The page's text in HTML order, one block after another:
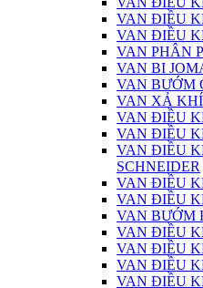
VAN ĐIỀU
VAN ĐIỀU
VAN PHÂN
VAN BI
VAN BƯỚM
VAN XẢ
VAN ĐIỀU
VAN ĐIỀU
VAN ĐIỀU
SCHNEIDER
VAN ĐIỀU
VAN ĐIỀU
VAN BƯỚM
VAN ĐIỀU
VAN ĐIỀU
VAN ĐIỀU
VAN ĐIỀU